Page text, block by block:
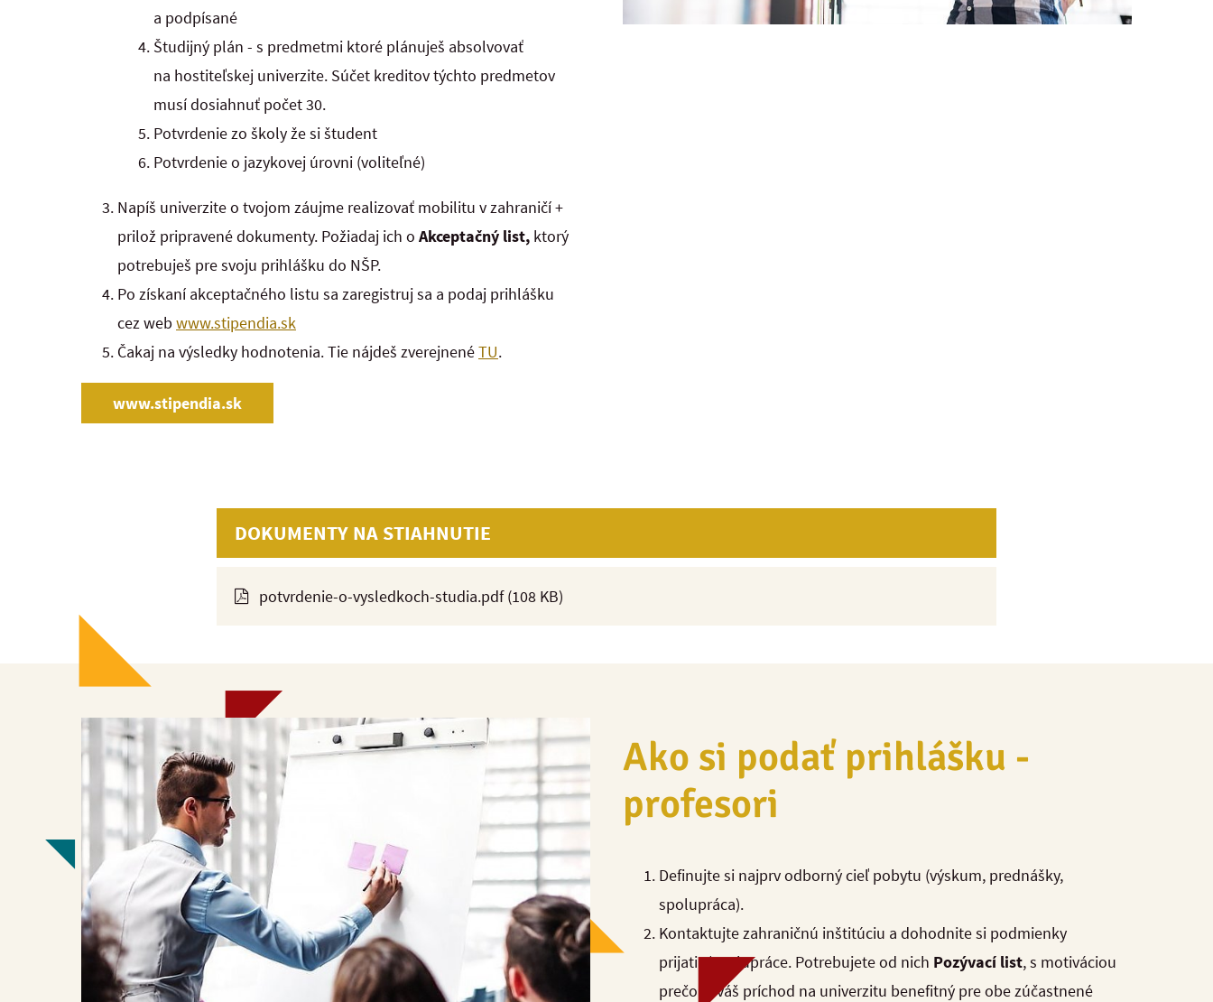
a podpísané
Študijný plán - s predmetmi ktoré plánuješ absolvovať
na hostiteľskej univerzite. Súčet kreditov týchto predmetov
musí dosiahnuť počet 30.
Potvrdenie zo školy že si študent
Potvrdenie o jazykovej úrovni (voliteľné)
Napíš univerzite o tvojom záujme realizovať mobilitu v zahraničí +
prilož pripravené dokumenty. Požiadaj ich o Akceptačný list, ktorý
potrebuješ pre svoju prihlášku do NŠP.
Po získaní akceptačného listu sa zaregistruj sa a podaj prihlášku
cez webwww.stipendia.sk
Čakaj na výsledky hodnotenia. Tie nájdeš zverejnenéTU.
www.stipendia.sk
DOKUMENTY NA STIAHNUTIE
potvrdenie-o-vysledkoch-studia.pdf(108 KB)
Ako si podať prihlášku -
profesori
Definujte si najprv odborný cieľ pobytu (výskum, prednášky,
spolupráca).
Kontaktujte zahraničnú inštitúciu a dohodnite si podmienky
prijatia/spolupráce. Potrebujete od nich Pozývací list, s motiváciou
prečo je váš príchod na univerzitu benefitný pre obe zúčastnené